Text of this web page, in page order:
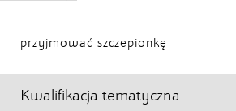
przyjmować szczepionkę
Kwalifikacja tematyczna